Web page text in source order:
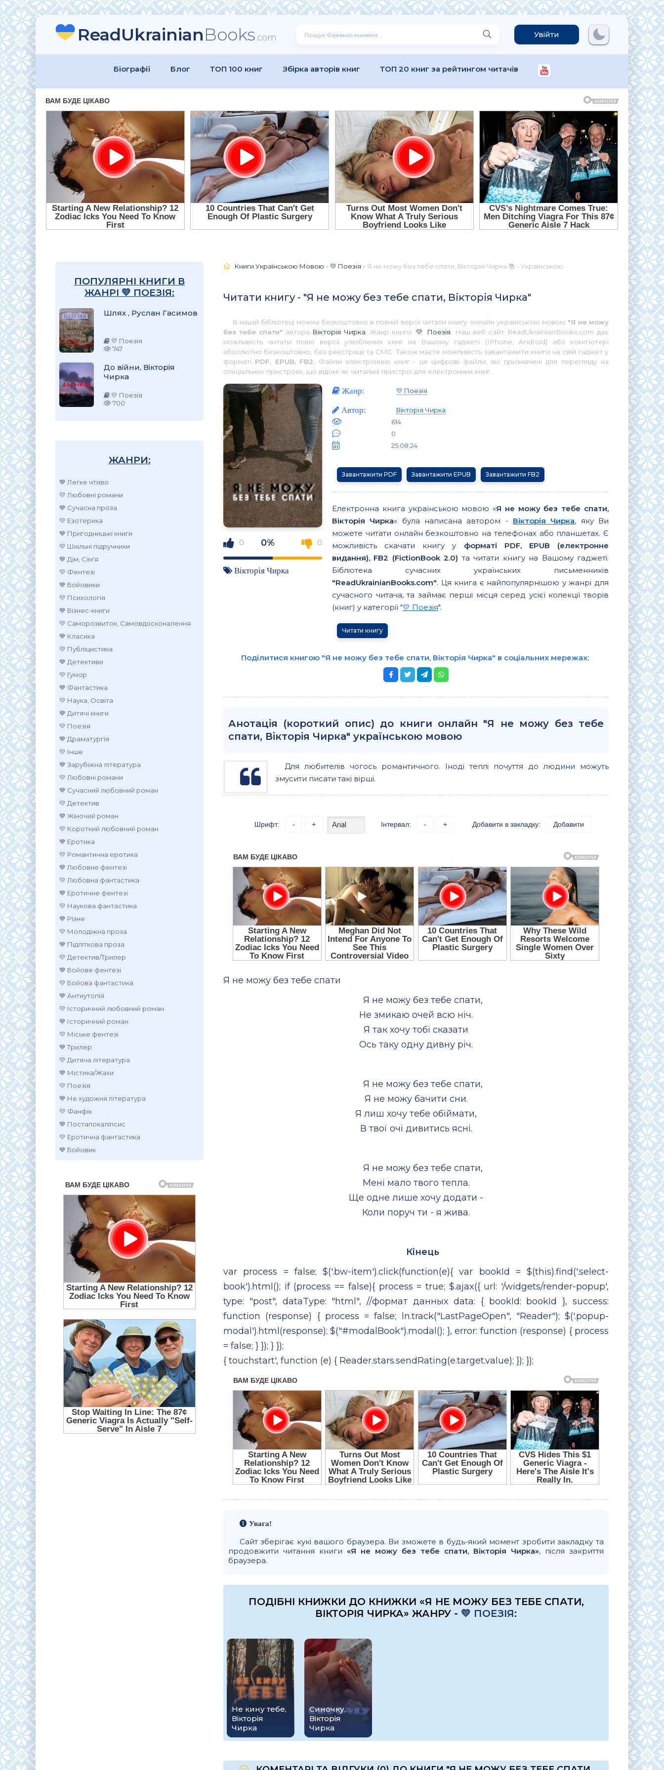
ReadUkrainianBooks.com Увійти
Біографії Блог ТОП 100 книг Збірка авторів книг ТОП 20 книг за рейтингом читачів
ПОПУЛЯРНІ КНИГИ В
ЖАНРІ 💛 ПОЕЗІЯ:
Шлях , Руслан Гасимов
💛 Поезія
747
До війни, Вікторія
Чирка
💛 Поезія
700
ЖАНРИ:
💙 Легке чтиво
💛 Любовні романи
💙 Сучасна проза
💛 Езотерика
💙 Пригодницькі книги
💛 Шкільні підручники
💙 Дім, Сім'я
💛 Фентезі
💙 Бойовики
💛 Психологія
💙 Бізнес-книги
💛 Саморозвиток, Самовдосконалення
💙 Класика
💛 Публіцистика
💙 Детективи
💛 Гумор
💙 Фантастика
💛 Наука, Освіта
💙 Дитячі книги
💛 Поезія
💙 Драматургія
💛 Інше
💙 Зарубіжна література
💛 Любовні романи
💙 Сучасний любовний роман
💛 Детектив
💙 Жіночий роман
💛 Короткий любовний роман
💙 Еротика
💛 Романтична еротика
💙 Любовне фентезі
💛 Любовна фантастика
💙 Еротичне фентезі
💛 Наукова фантастика
💙 Різне
💛 Молодіжна проза
💙 Підліткова проза
💛 Детектив/Трилер
💙 Бойове фентезі
💛 Бойова фантастика
💙 Антиутопія
💛 Історичний любовний роман
💙 Історичний роман
💛 Міське фентезі
💙 Трилер
💛 Дитяча література
💙 Містика/Жахи
💛 Поезія
💙 Не художня література
💛 Фанфік
💙 Постапокаліпсис
💛 Еротична фантастика
💙 Бойовик
Книги Українською Мовою »💛 Поезія » Я не можу без тебе спати, Вікторія Чирка 📚 - Українською
Читати книгу - "Я не можу без тебе спати, Вікторія Чирка"
В нашій бібліотеці можна безкоштовно в повній версії читати книгу онлайн українською мовою "Я не можу
без тебе спати" автора Вікторія Чирка . Жанр книги: 💛 Поезія . Наш веб сайт ReadUkrainianBooks.com дає
можливість читати повні версії улюблених книг на Вашому гаджеті (IPhone, Android) або комп’ютері
абсолютно безкоштовно, без реєстрації та СМС. Також маєте можливість завантажити книги на свій гаджет у
форматі PDF, EPUB, FB2. Файли електронних книг - це цифрові файли, які призначені для перегляду на
спеціальних пристроях, що відомі як читальні пристрої для електронних книг.
0 0% 0
Вікторія Чирка
Жанр: 💛 Поезія
Автор:
Вікторія Чирка
614
0
25.08.24
Завантажити PDF Завантажити EPUB Завантажити FB2
Електронна книга українською мовою «Я не можу без тебе спати,
Вікторія Чирка» була написана автором - Вікторія Чирка, яку Ви
можете читати онлайн безкоштовно на телефонах або планшетах. Є
можливість скачати книгу у форматі PDF, EPUB (електронне
видання), FB2 (FictionBook 2.0) та читати книгу на Вашому гаджеті.
Бібліотека сучасних українських письменників
"ReadUkrainianBooks.com". Ця книга є найпопулярнішою у жанрі для
сучасного читача, та займає перші місця серед усієї колекції творів
(книг) у категорії "💛 Поезія".
Читати книгу
Поділитися книгою "Я не можу без тебе спати, Вікторія Чирка" в соціальних мережах:
Анотація (короткий опис) до книги онлайн "Я не можу без тебе
спати, Вікторія Чирка" українською мовою
Для любителів чогось романтичного. Іноді теплі почуття до людини можуть
змусити писати такі вірші.
Шрифт: - + Інтервал: - + Добавити в закладку: Добавити
Я не можу без тебе спати
Я не можу без тебе спати,
Не змикаю очей всю ніч.
Я так хочу тобі сказати
Ось таку одну дивну річ.
Я не можу без тебе спати,
Я не можу бачити сни.
Я лиш хочу тебе обіймати,
В твої очі дивитись ясні.
Я не можу без тебе спати,
Мені мало твого тепла.
Ще одне лише хочу додати -
Коли поруч ти - я жива.
Кінець
var process = false; $('.bw-item').click(function(e){ var bookId = $(this).find('.select-
book').html(); if (process == false){ process = true; $.ajax({ url: '/widgets/render-popup',
type: "post", dataType: "html", //формат данных data: { bookId: bookId }, success:
function (response) { process = false; ln.track("LastPageOpen", "Reader"); $('.popup-
modal').html(response); $("#modalBook").modal(); }, error: function (response) { process
= false; } }); } });
{ touchstart', function (e) { Reader.stars.sendRating(e.target.value); }); });
Увага!
Сайт зберігає кукі вашого браузера. Ви зможете в будь-який момент зробити закладку та
продовжити читання книги «Я не можу без тебе спати, Вікторія Чирка», після закриття
браузера.
ПОДІБНІ КНИЖКИ ДО КНИЖКИ «Я НЕ МОЖУ БЕЗ ТЕБЕ СПАТИ,
ВІКТОРІЯ ЧИРКА» ЖАНРУ - 💛 ПОЕЗІЯ:
Не кину тебе,
Вікторія
Чирка
Синочку,
Вікторія
Чирка